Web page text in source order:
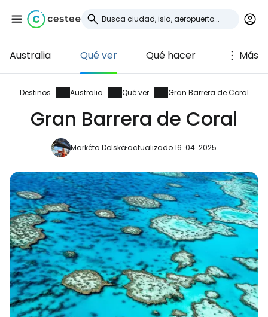
Australia Qué ver Qué hacer Más
Destinos Australia Qué ver Gran Barrera de Coral
Gran Barrera de Coral
Markéta Dolskáactualizado 16. 04. 2025
Iniciar sesión en
Cestee
... la comunidad mundial de viajeros
Continuar con Facebook
Continuar con Email